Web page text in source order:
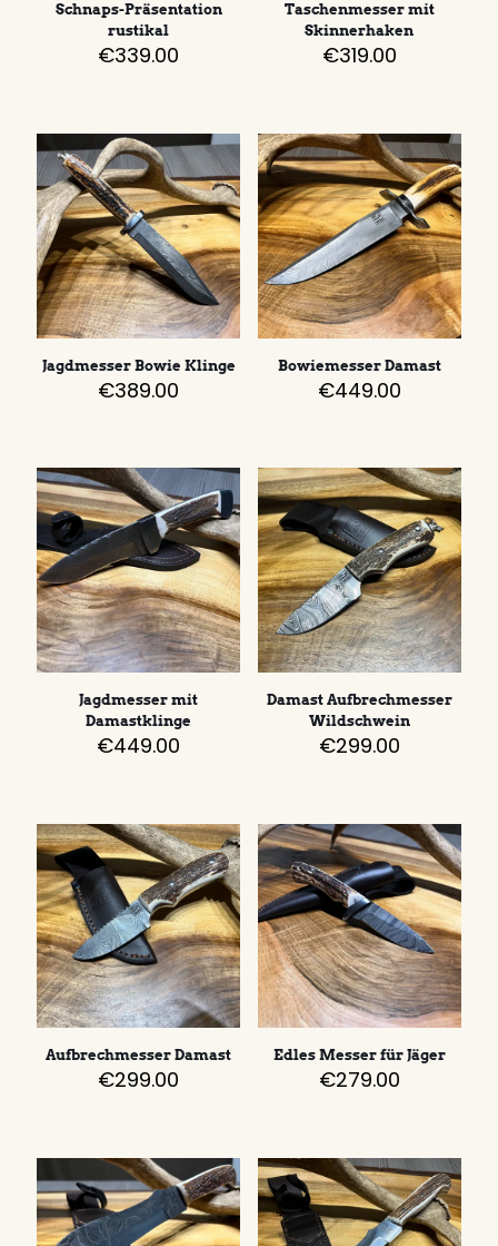
Schnaps-Präsentation
rustikal
€339.00
Taschenmesser mit
Skinnerhaken
€319.00
Jagdmesser Bowie Klinge
€389.00
Bowiemesser Damast
€449.00
Jagdmesser mit
Damastklinge
€449.00
Damast Aufbrechmesser
Wildschwein
€299.00
Aufbrechmesser Damast
€299.00
Edles Messer für Jäger
€279.00